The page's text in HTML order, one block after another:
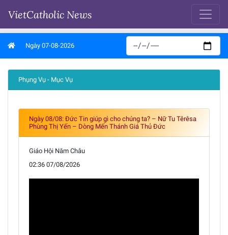
VietCatholic News
Ngày 07-08-2026
Phụng Vụ - Mục Vụ
Ngày 08/08: Đức Tin giúp gì cho chúng ta? – Nữ Tu Têrêsa
Phùng Thị Yến – Dòng Mến Thánh Giá Thủ Đức
Giáo Hội Năm Châu
02:36 07/08/2026